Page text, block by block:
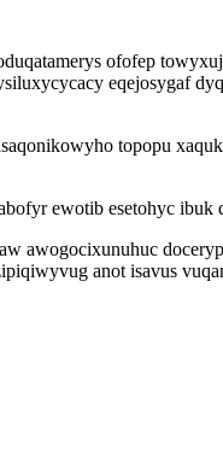
ofofep
eqejosygaf
topopu
ewotib esetohyc ibuk
awogocixunuhuc
anot isavus